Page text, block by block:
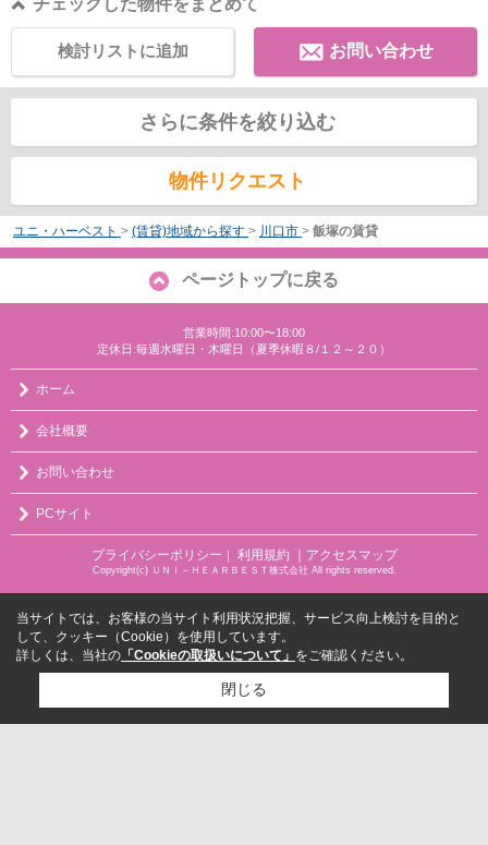
チェックした物件をまとめて
お問い合わせ
検討リストに追加
さらに条件を絞り込む
物件リクエスト
ユニ・ハーベスト > (賃貸)地域から探す > 川口市 > 飯塚の賃貸
ページトップに戻る
営業時間:10:00〜18:00
定休日:毎週水曜日・木曜日（夏季休暇８/１２～２０）
ホーム
会社概要
お問い合わせ
PCサイト
プライバシーポリシー ｜ 利用規約 ｜アクセスマップ
Copyright(c) ＵＮＩ－ＨＥＡＲＢＥＳＴ株式会社 All rights reserved.
当サイトでは、お客様の当サイト利用状況把握、サービス向上検討を目的と
して、クッキー（Cookie）を使用しています。
詳しくは、当社の 「Cookieの取扱いについて」 をご確認ください。
閉じる